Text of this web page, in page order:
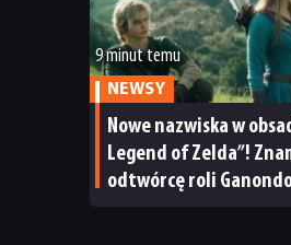
9 minut temu
NEWSY
Nowe nazwiska w
Legend of Zelda”!
odtwórcę roli